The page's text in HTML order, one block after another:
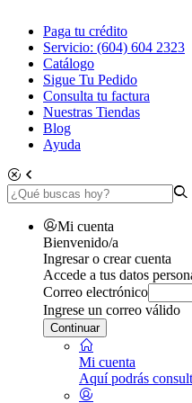
Paga tu crédito
Servicio: (604) 604 2323
Catálogo
Sigue Tu Pedido
Consulta tu factura
Nuestras Tiendas
Blog
Ayuda
Mi cuenta
Bienvenido/a
Ingresar o crear cuenta
Accede a tus datos
Correo electrónico
Ingrese un correo válido
Continuar
Mi cuenta
Aquí podrás